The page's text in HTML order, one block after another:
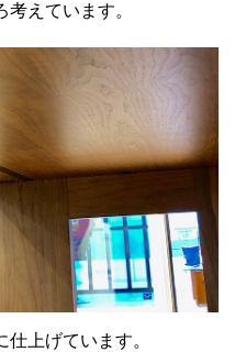
えています。
上げています。